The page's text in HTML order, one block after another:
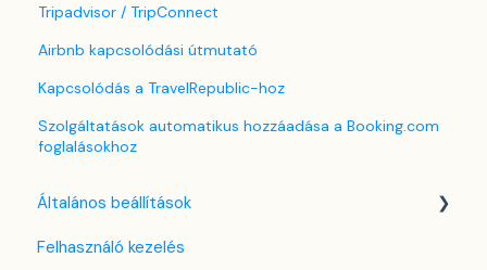
Tripadvisor / TripConnect
Airbnb kapcsolódási útmutató
Kapcsolódás a TravelRepublic-hoz
Szolgáltatások automatikus hozzáadása a Booking.com
foglalásokhoz
Általános beállítások
Nyelv beállítások
Felhasználó kezelés